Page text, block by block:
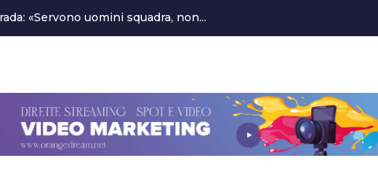
Calcio 1932